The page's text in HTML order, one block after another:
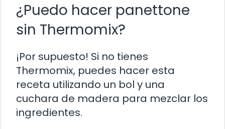
¿Puedo hacer panettone
sin Thermomix?
¡Por supuesto! Si no tienes
Thermomix, puedes hacer esta
receta utilizando un bol y una
cuchara de madera para mezclar los
ingredientes.